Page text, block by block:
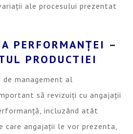
ale procesului prezentat
PERFORMANȚEI –
PRODUCTIEI
management al
să revizuiți cu angajații
incluzând atât
care angajații le vor prezenta,